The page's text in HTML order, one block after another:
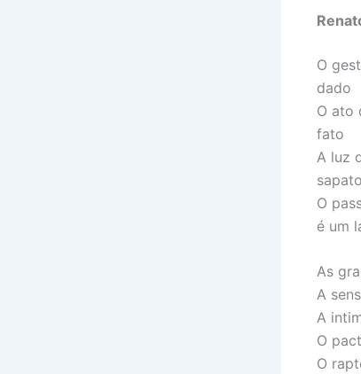
O
dado
O ato
fato
A luz
sapato
O
é um
As
A
A
O
O